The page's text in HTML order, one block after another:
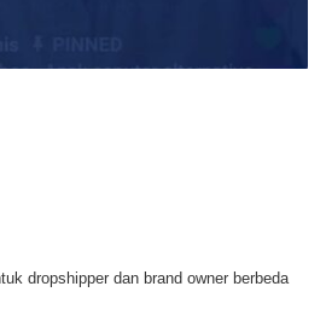
dropshipper dan brand owner berbeda